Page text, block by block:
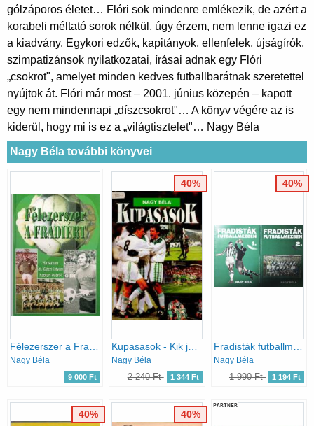
gólzáporos életet… Flóri sok mindenre emlékezik, de azért a
korabeli méltató sorok nélkül, úgy érzem, nem lenne igazi ez
a kiadvány. Egykori edzők, kapitányok, ellenfelek, újságírók,
szimpatizánsok nyilatkozatai, írásai adnak egy Flóri
„csokrot", amelyet minden kedves futballbarátnak szeretettel
nyújtok át. Flóri már most – 2001. június közepén – kapott
egy nem mindennapi „díszcsokrot"… A könyv végére az is
kiderül, hogy mi is ez a „világtisztelet"… Nagy Béla
Nagy Béla további könyvei
Félezerszer a Fradiért (Hatvanan dr. Géczi István hatvan évéről)
Nagy Béla
9 000 Ft
Kupasasok - Kik játszottak az FTC nemzetközi kupameccsein? 1928-1998 -
Nagy Béla
2 240 Ft 1 344 Ft
40%
Fradisták futballmezben 1-2.
Nagy Béla
1 990 Ft 1 194 Ft
40%
40% 40%
PARTNER